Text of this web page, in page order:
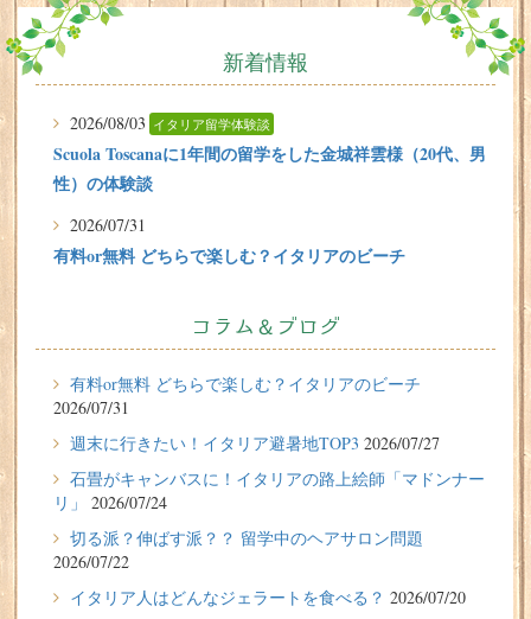
新着情報
2026/08/03 イタリア留学体験談
Scuola Toscanaに1年間の留学をした金城祥雲様（20代、男
性）の体験談
2026/07/31
有料or無料 どちらで楽しむ？イタリアのビーチ
フィレンツェに1週間の語学留学をしたT.Sさん（10代、女
性）の体験談
2026/07/27
週末に行きたい！イタリア避暑地TOP3
2026/07/24
石畳がキャンバスに！イタリアの路上絵師「マドンナー
リ」
2026/07/22
切る派？伸ばす派？？ 留学中のヘアサロン問題
コラム＆ブログ
有料or無料 どちらで楽しむ？イタリアのビーチ
2026/07/31
週末に行きたい！イタリア避暑地TOP3 2026/07/27
石畳がキャンバスに！イタリアの路上絵師「マドンナー
リ」
2026/07/24
切る派？伸ばす派？？ 留学中のヘアサロン問題
2026/07/22
イタリア人はどんなジェラートを食べる？ 2026/07/20